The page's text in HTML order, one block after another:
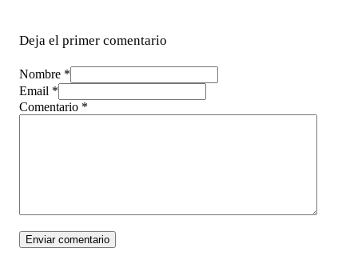
Deja el primer comentario
Nombre *
Email *
Comentario *